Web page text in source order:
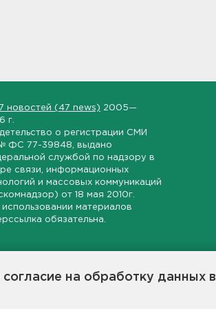
на обработку данных в
новостей (47 news) 2005—
г.
о регистрации СМИ
ФС 77-39848 , выдано
службой по надзору в
связи, информационных
и массовых коммуникаций
от 18 мая 2010г.
использовании материалов
обязательна.
активности в регионе.
площадкой для свободного